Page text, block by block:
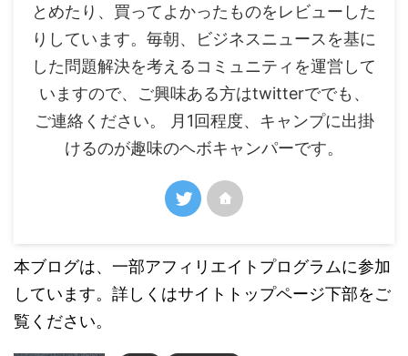
とめたり、買ってよかったものをレビューした
りしています。毎朝、ビジネスニュースを基に
した問題解決を考えるコミュニティを運営して
いますので、ご興味ある方はtwitterででも、
ご連絡ください。 月1回程度、キャンプに出掛
けるのが趣味のヘボキャンパーです。
本ブログは、一部アフィリエイトプログラムに参加
しています。詳しくはサイトトップページ下部をご
覧ください。